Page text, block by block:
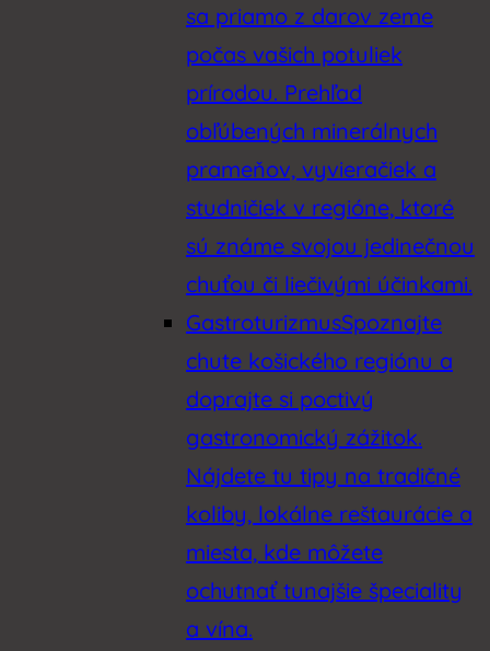
sa priamo z darov zeme
počas vašich potuliek
prírodou. Prehľad
obľúbených minerálnych
prameňov, vyvieračiek a
studničiek v regióne, ktoré
sú známe svojou jedinečnou
chuťou či liečivými účinkami.
GastroturizmusSpoznajte
chute košického regiónu a
doprajte si poctivý
gastronomický zážitok.
Nájdete tu tipy na tradičné
koliby, lokálne reštaurácie a
miesta, kde môžete
ochutnať tunajšie špeciality
a vína.